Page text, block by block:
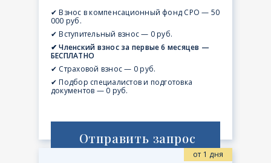
✔ Взнос в компенсационный фонд СРО — 50
000 руб.
✔ Вступительный взнос — 0 руб.
✔ Членский взнос за первые 6 месяцев —
БЕСПЛАТНО
✔ Страховой взнос — 0 руб.
✔ Подбор специалистов и подготовка
документов — 0 руб.
Отправить запрос
от 1 дня